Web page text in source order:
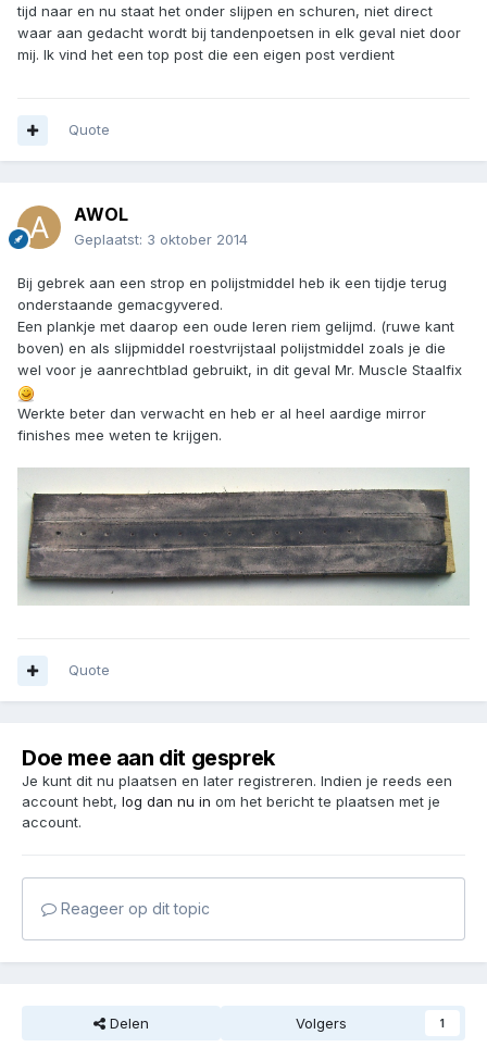
tijd naar en nu staat het onder slijpen en schuren, niet direct
waar aan gedacht wordt bij tandenpoetsen in elk geval niet door
mij. Ik vind het een top post die een eigen post verdient
Quote
AWOL
Geplaatst: 3 oktober 2014
Bij gebrek aan een strop en polijstmiddel heb ik een tijdje terug
onderstaande gemacgyvered.
Een plankje met daarop een oude leren riem gelijmd. (ruwe kant
boven) en als slijpmiddel roestvrijstaal polijstmiddel zoals je die
wel voor je aanrechtblad gebruikt, in dit geval Mr. Muscle Staalfix
Werkte beter dan verwacht en heb er al heel aardige mirror
finishes mee weten te krijgen.
Quote
Doe mee aan dit gesprek
Je kunt dit nu plaatsen en later registreren. Indien je reeds een
account hebt, log dan nu in om het bericht te plaatsen met je
account.
Reageer op dit topic
Delen Volgers 1